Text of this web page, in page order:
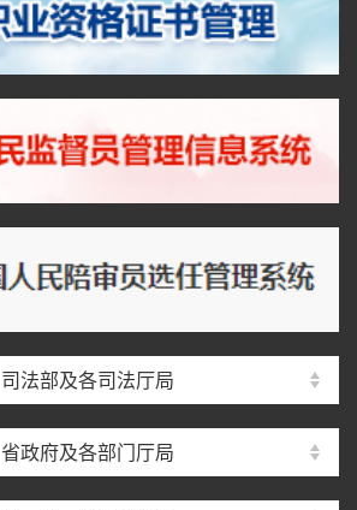
司法部及各司法厅局
省政府及各部门厅局